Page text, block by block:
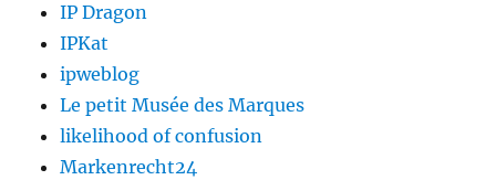
IP Dragon
IPKat
ipweblog
Le petit Musée des Marques
likelihood of confusion
Markenrecht24